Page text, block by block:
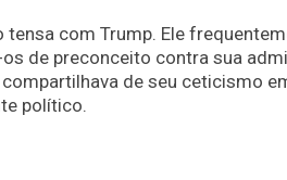
tensa com Trump. Ele
de preconceito contra sua
de seu ceticismo
político.